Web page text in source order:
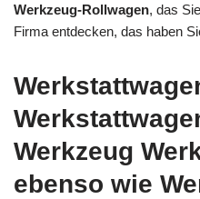
Werkzeug-Rollwagen, das
Firma entdecken, das haben
Werkzeug
ebenso wie